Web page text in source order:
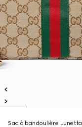
Sac à bandoulière Lunetta